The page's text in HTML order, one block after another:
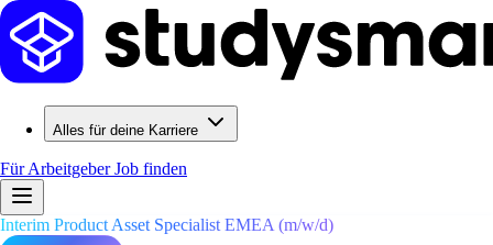
Alles für deine Karriere
Für ArbeitgeberJob finden
Interim Product Asset Specialist EMEA (m/w/d)